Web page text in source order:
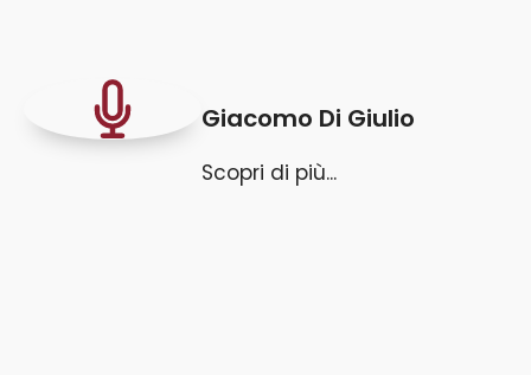
Giacomo Di Giulio
Scopri di più...